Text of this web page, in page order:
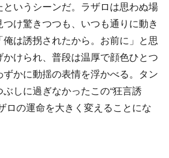
いうシーンだ。ラザロは思わぬ場
け驚きつつも、いつも通りに動き
は誘拐されたから。お前に」と思
けられ、普段は温厚で顔色ひとつ
かに動揺の表情を浮かべる。タン
しに過ぎなかったこの“狂言誘
ロの運命を大きく変えることにな